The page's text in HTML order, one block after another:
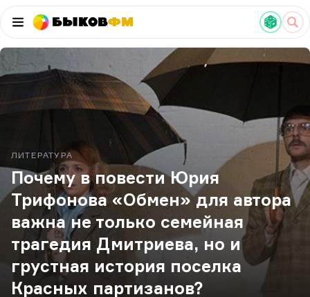
БыковФМ
ЛИТЕРАТУРА
Почему в повести Юрия
Трифонова «Обмен» для автора
важна не только семейная
трагедия Дмитриева, но и
грустная история поселка
Красных партизанов?